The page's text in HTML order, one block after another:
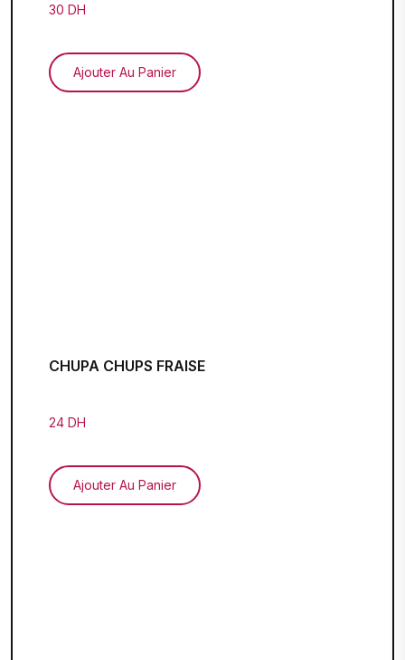
30 DH
Ajouter Au Panier
CHUPA CHUPS FRAISE
24 DH
Ajouter Au Panier